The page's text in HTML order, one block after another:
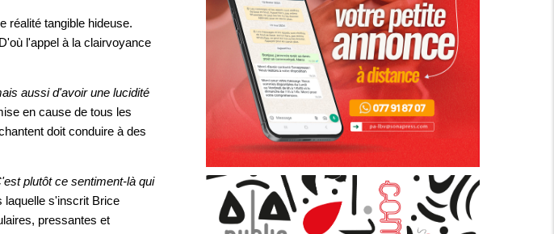
réalité tangible hideuse.
l'appel à la clairvoyance
aussi d'avoir une lucidité
en cause de tous les
doit conduire à des
plutôt ce sentiment-là qui
laquelle s'inscrit Brice
pressantes et